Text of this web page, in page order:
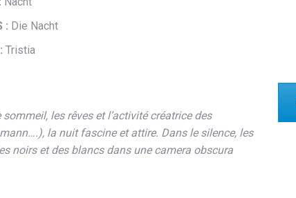
: Die Nacht
Tristia
les rêves et l’activité créatrice des
la nuit fascine et attire. Dans le silence, les
noirs et des blancs dans une camera obscura